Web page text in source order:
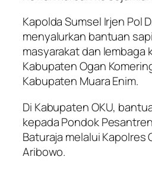
Kapolda Sumsel Irjen Pol
menyalurkan bantuan
masyarakat dan lembaga
Kabupaten Ogan
Kabupaten Muara Enim.
Di Kabupaten OKU,
kepada Pondok
Baturaja melalui Kapolres
Aribowo.